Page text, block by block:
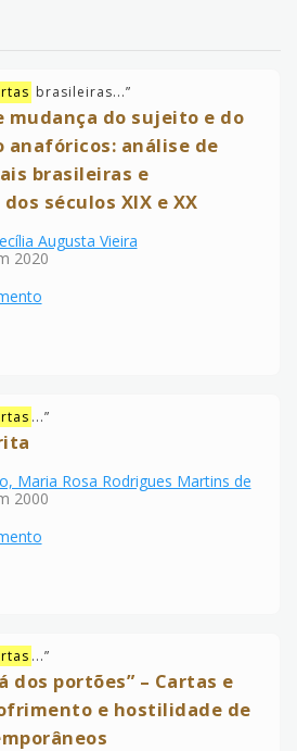
brasileiras...”
mudança do sujeito e do
análise de
brasileiras e
séculos XIX e XX
Augusta Vieira
2020
...”
Maria Rosa Rodrigues Martins de
2000
...”
dos portões” – Cartas e
e hostilidade de